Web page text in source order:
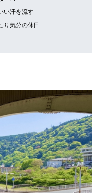
い汗を流す
り気分の休日